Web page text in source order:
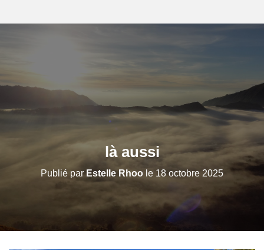
là aussi
Publié parEstelle Rhoo le 18 octobre 2025